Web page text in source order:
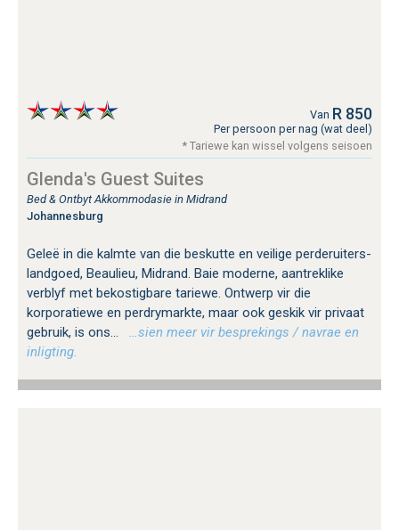
Van R 850
Per persoon per nag (wat deel)
* Tariewe kan wissel volgens seisoen
Glenda's Guest Suites
Bed & Ontbyt Akkommodasie in Midrand
Johannesburg
Geleë in die kalmte van die beskutte en veilige perderuiters-
landgoed, Beaulieu, Midrand. Baie moderne, aantreklike
verblyf met bekostigbare tariewe. Ontwerp vir die
korporatiewe en perdrymarkte, maar ook geskik vir privaat
gebruik, is ons...
…sien meer vir besprekings / navrae en
inligting.